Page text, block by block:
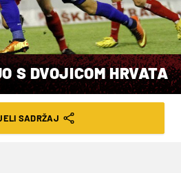
S DVOJICOM HRVATA
07.01.25. | 13:55
SADRŽAJ